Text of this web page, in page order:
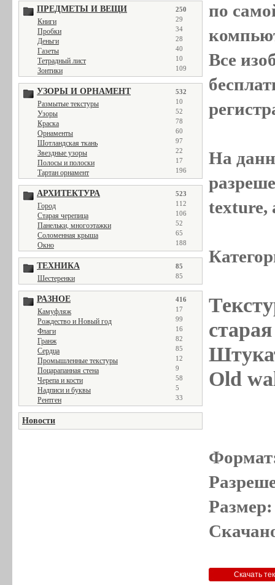
ПРЕДМЕТЫ И ВЕЩИ 250
Книги 29
Пробки 34
Деньги 28
Газеты 40
Тетрадный лист 10
Зонтики 109
УЗОРЫ И ОРНАМЕНТ 532
Размытые текстуры 10
Узоры 52
Краска 78
Орнаменты 60
Шотландская ткань 97
Звездные узоры 22
Полосы и полоски 17
Тартан орнамент 196
АРХИТЕКТУРА 523
Город 112
Старая черепица 106
Панельки, многоэтажки 52
Соломенная крыша 65
Окно 188
ТЕХНИКА 85
Шестеренки 85
РАЗНОЕ 416
Камуфляж 17
Рождество и Новый год 99
Флаги 16
Гранж 82
Сердца 85
Промышленные текстуры 12
Поцарапанная стена 9
Черепа и кости 58
Надписи и буквы 5
Рентген 33
Новости
по
Все
На
texture,
Old